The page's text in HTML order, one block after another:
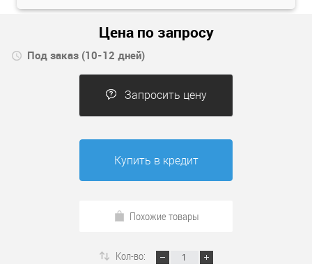
Цена по запросу
Под заказ (10-12 дней)
Запросить цену
Купить в кредит
Похожие товары
Кол-во: